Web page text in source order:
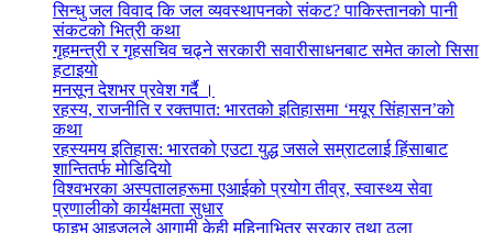
सिन्धु जल विवाद कि जल व्यवस्थापनको संकट? पाकिस्तानको पानी
संकटको भित्री कथा
गृहमन्त्री र गृहसचिव चढ्ने सरकारी सवारीसाधनबाट समेत कालो सिसा
हटाइयो
मनसून देशभर प्रवेश गर्दै ।
रहस्य, राजनीति र रक्तपात: भारतको इतिहासमा ‘मयूर सिंहासन’को
कथा
रहस्यमय इतिहास: भारतको एउटा युद्ध जसले सम्राटलाई हिंसाबाट
शान्तितर्फ मोडिदियो
विश्वभरका अस्पतालहरूमा एआईको प्रयोग तीव्र, स्वास्थ्य सेवा
प्रणालीको कार्यक्षमता सुधार
फाइभ आइजलले आगामी केही महिनाभित्र सरकार तथा ठूला